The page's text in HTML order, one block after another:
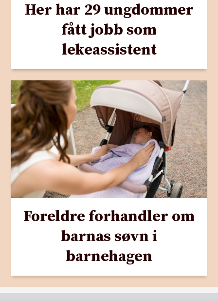
Her har 29 ungdommer
fått jobb som
lekeassistent
Foreldre forhandler om
barnas søvn i
barnehagen